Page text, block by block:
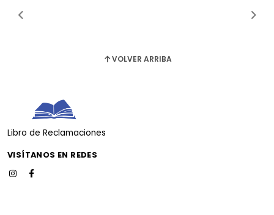
VOLVER ARRIBA
Libro de Reclamaciones
VISÍTANOS EN REDES